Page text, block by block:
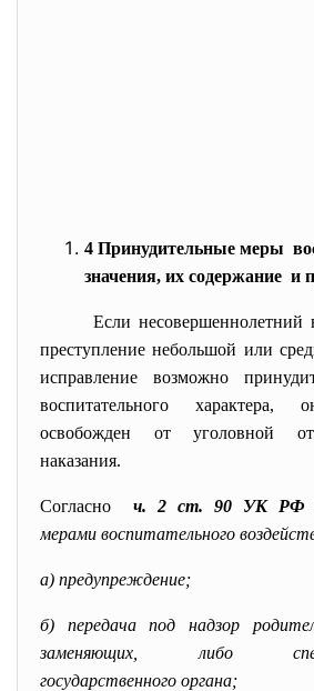
4 Принудительные меры
значения, их содержание и
Если несовершеннолетний
преступление небольшой или
исправление возможно
воспитательного
освобожден от уголовной
наказания.
Согласно ч. 2 ст. 90 УК РФ
мерами воспитательного
а) предупреждение;
б) передача под надзор
заменяющих, либо
государственного органа;